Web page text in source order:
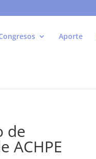
Aporte
de
ACHPE